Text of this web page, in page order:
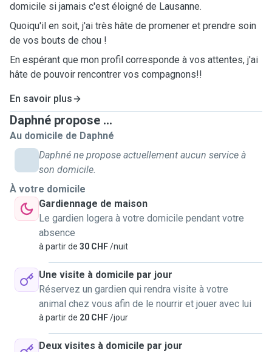
domicile si jamais c'est éloigné de Lausanne.
Quoiqu'il en soit, j'ai très hâte de promener et prendre soin
de vos bouts de chou !
En espérant que mon profil corresponde à vos attentes, j'ai
hâte de pouvoir rencontrer vos compagnons!!
En savoir plus
Daphné propose ...
Au domicile de Daphné
Daphné ne propose actuellement aucun service à
son domicile.
À votre domicile
Gardiennage de maison
Le gardien logera à votre domicile pendant votre
absence
à partir de 30 CHF/nuit
Une visite à domicile par jour
Réservez un gardien qui rendra visite à votre
animal chez vous afin de le nourrir et jouer avec lui
à partir de 20 CHF/jour
Deux visites à domicile par jour